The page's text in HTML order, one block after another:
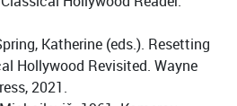
Katherine (eds.). Resetting
Hollywood Revisited. Wayne
2021.